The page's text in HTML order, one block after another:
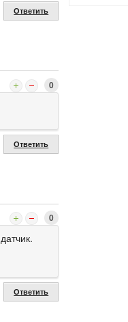
Ответить
0
Ответить
0
Ответить